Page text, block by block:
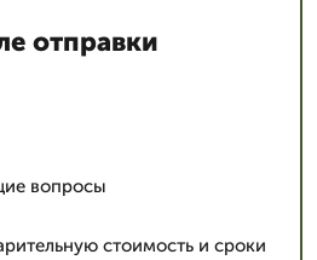
отправки
вопросы
стоимость и сроки